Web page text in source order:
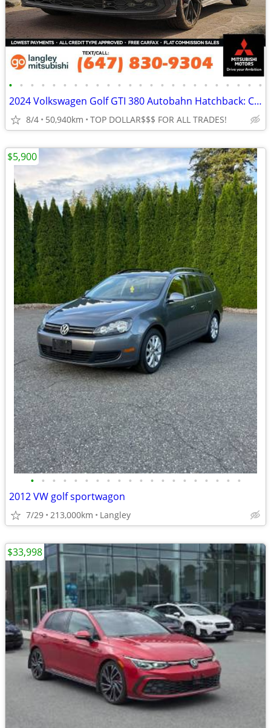
• • • • • • • • • • • • • • • • • • • • • • • •
2024 Volkswagen Golf GTI 380 Autobahn Hatchback: CLEAN RECORDS!
8/4 50,940km TOP DOLLAR$$$ FOR ALL TRADES!
• • • • • • • • • • • • • • • • • • • •
2012 VW golf sportwagon
7/29 213,000km Langley
$5,900
$33,998